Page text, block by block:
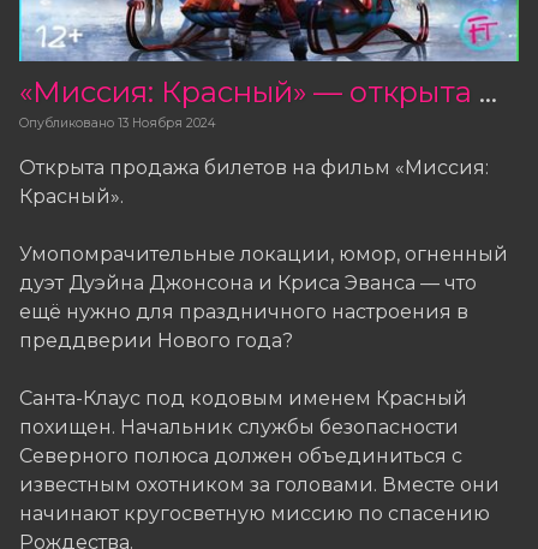
«Миссия: Красный» — открыта продажа билетов
Опубликовано 13 Ноября 2024
Открыта продажа билетов на фильм «Миссия:
Красный».
Умопомрачительные локации, юмор, огненный
дуэт Дуэйна Джонсона и Криса Эванса — что
ещё нужно для праздничного настроения в
преддверии Нового года?
Санта-Клаус под кодовым именем Красный
похищен. Начальник службы безопасности
Северного полюса должен объединиться с
известным охотником за головами. Вместе они
начинают кругосветную миссию по спасению
Рождества.